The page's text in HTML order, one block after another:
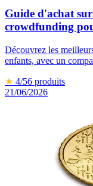
Guide d'achat sur
crowdfunding
Découvrez les
enfants, avec un
★ 4/56 produits
21/06/2026